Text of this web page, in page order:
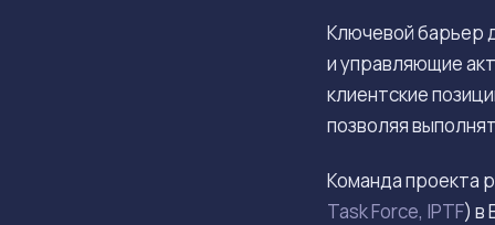
Ключевой барьер
и управляющие
клиентские
позволяя
Команда проекта
Task Force, IPTF) в